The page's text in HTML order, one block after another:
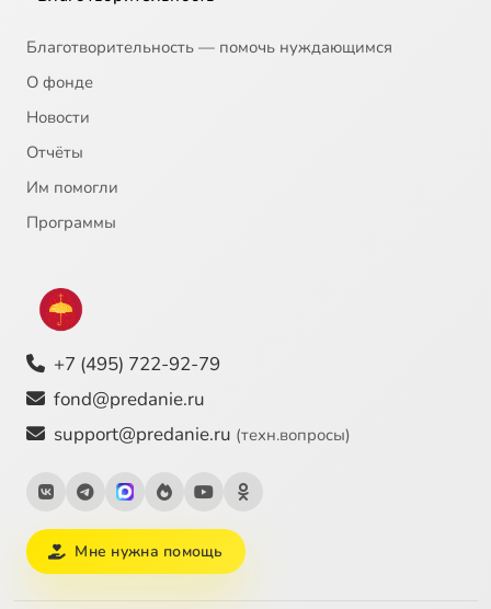
Благотворительность — помочь нуждающимся
О фонде
Новости
Отчёты
Им помогли
Программы
+7 (495) 722-92-79
fond@predanie.ru
support@predanie.ru (техн.вопросы)
Мне нужна помощь